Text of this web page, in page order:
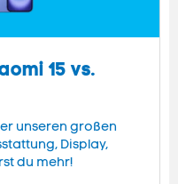
15 vs.
unseren großen
Display,
du mehr!